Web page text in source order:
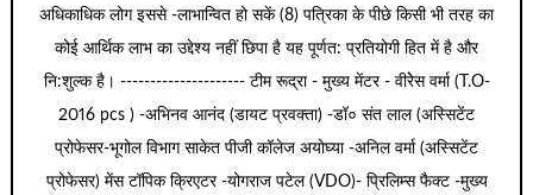
अधिकाधिक लोग इससे -लाभान्वित हो सकें (8) पत्रिका के पीछे किसी भी तरह का
कोई आर्थिक लाभ का उद्देश्य नहीं छिपा है यह पूर्णत: प्रतियोगी हित में है और
नि:शुल्क है। --------------------- टीम रूद्रा - मुख्य मेंटर - वीरेेस वर्मा (T.O-
2016 pcs ) -अभिनव आनंद (डायट प्रवक्ता) -डॉ० संत लाल (अस्सिटेंट
प्रोफेसर-भूगोल विभाग साकेत पीजी कॉलेज अयोघ्या -अनिल वर्मा (अस्सिटेंट
प्रोफेसर) मेंस टॉपिक क्रिएटर -योगराज पटेल (VDO)- प्रिलिम्स फैक्ट -मुख्य